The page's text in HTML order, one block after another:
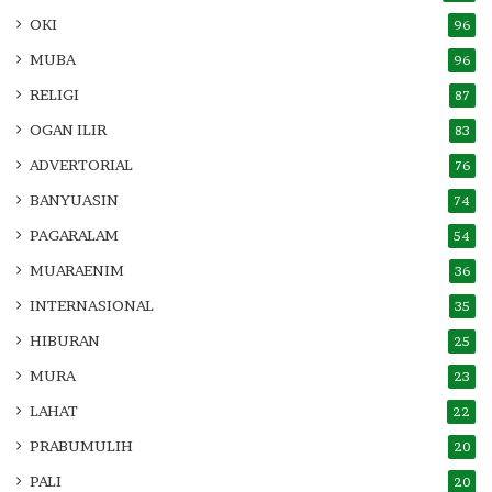
OKI 96
MUBA 96
RELIGI 87
OGAN ILIR 83
ADVERTORIAL 76
BANYUASIN 74
PAGARALAM 54
MUARAENIM 36
INTERNASIONAL 35
HIBURAN 25
MURA 23
LAHAT 22
PRABUMULIH 20
PALI 20